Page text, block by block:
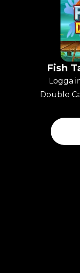
Fish
Logga
Double